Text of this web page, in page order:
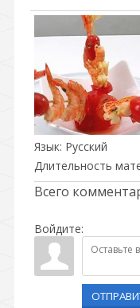
Язык: Русский
Длительность
Всего
Войдите: